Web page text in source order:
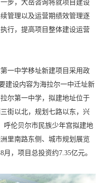
步，大岳咨询将就项目建设
管理以及运营期绩效管理逐
行，提高项目整体建设运营
一中学移址新建项目采用政
建设内容为海拉尔一中迁址新
尔第一中学，拟建地址位于
街以北，规划七路以东，兴
呼伦贝尔市民族少年宫拟建地
里南路东侧、城市规划展览
，项目总投资约7.35亿元。